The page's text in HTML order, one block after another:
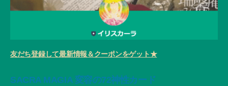
友だち登録して最新情報＆クーポンをゲット★
SACRA MAGIA 変容の72神性カード